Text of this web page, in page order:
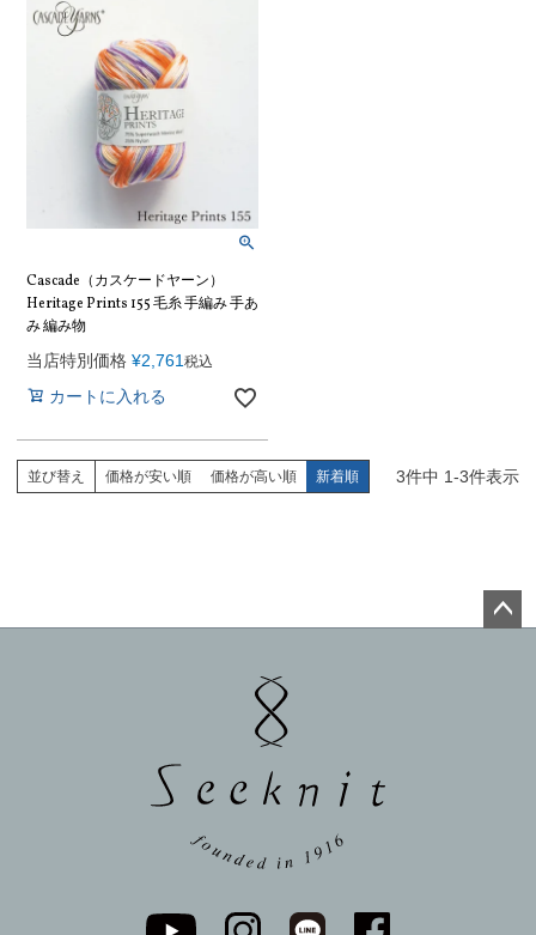
Cascade（カスケードヤーン）
Heritage Prints 155 毛糸 手編み 手あ
み 編み物
当店特別価格 ¥2,761税込
カートに入れる
並び替え 価格が安い順 価格が高い順 新着順 3件中 1-3件表示